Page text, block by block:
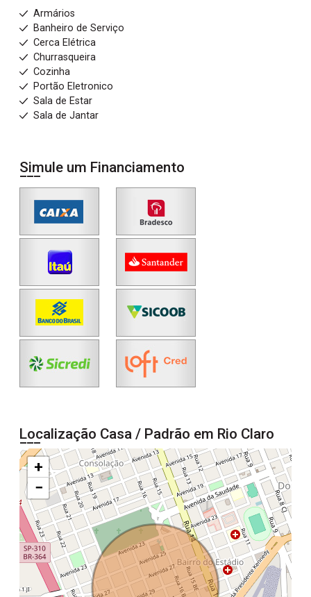
Armários
Banheiro de Serviço
Cerca Elétrica
Churrasqueira
Cozinha
Portão Eletronico
Sala de Estar
Sala de Jantar
Simule um Financiamento
Localização Casa / Padrão em Rio Claro
+
−